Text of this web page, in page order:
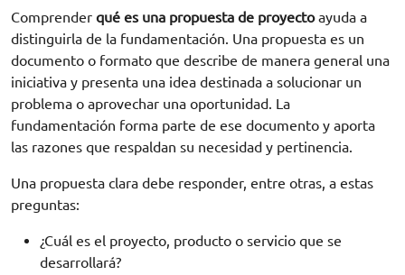
Comprender qué es una propuesta de proyectoayuda a
distinguirla de la fundamentación. Una propuesta es un
documento o formato que describe de manera general una
iniciativa y presenta una idea destinada a solucionar un
problema o aprovechar una oportunidad. La
fundamentación forma parte de ese documento y aporta
las razones que respaldan su necesidad y pertinencia.
Una propuesta clara debe responder, entre otras, a estas
preguntas:
¿Cuál es el proyecto, producto o servicio que se
desarrollará?